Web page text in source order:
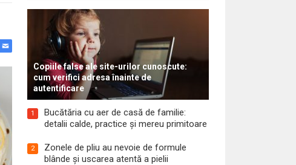
Copiile false ale site-urilor cunoscute:
cum verifici adresa înainte de
autentificare
1
Bucătăria cu aer de casă de familie:
detalii calde, practice și mereu primitoare
2
Zonele de pliu au nevoie de formule
blânde și uscarea atentă a pielii